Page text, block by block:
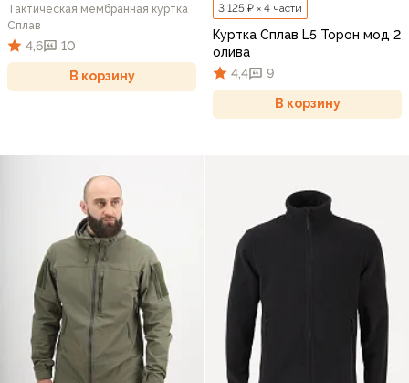
Тактическая мембранная куртка
Сплав
4,6 10
В корзину
3 125 ₽ × 4 части
Куртка Сплав L5 Торон мод 2
олива
4,4
9
В корзину